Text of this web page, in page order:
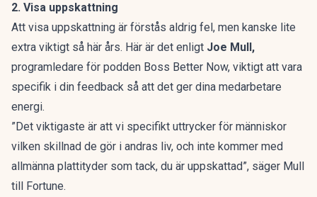
2. Visa uppskattning
Att visa uppskattning är förstås aldrig fel, men kanske lite
extra viktigt så här års. Här är det enligt Joe Mull,
programledare för podden Boss Better Now, viktigt att vara
specifik i din feedback så att det ger dina medarbetare
energi.
”Det viktigaste är att vi specifikt uttrycker för människor
vilken skillnad de gör i andras liv, och inte kommer med
allmänna plattityder som tack, du är uppskattad”, säger Mull
till Fortune.